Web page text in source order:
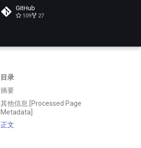
GitHub
109 27
目录
摘要
其他信息 [Processed Page
Metadata]
正文